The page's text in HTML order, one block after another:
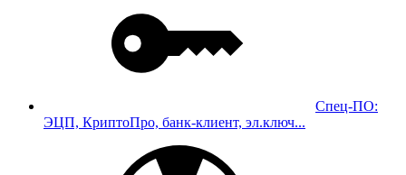
Спец-ПО:
ЭЦП, КриптоПро, банк-клиент, эл.ключ...